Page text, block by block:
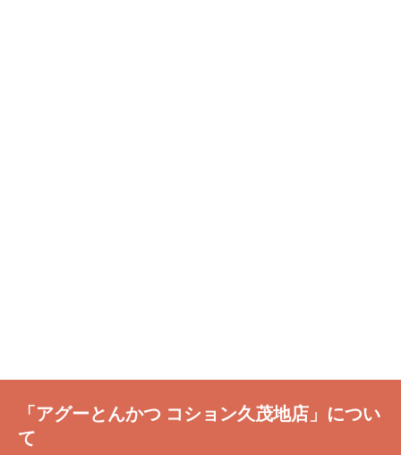
「アグーとんかつ コション久茂地店」につい
て